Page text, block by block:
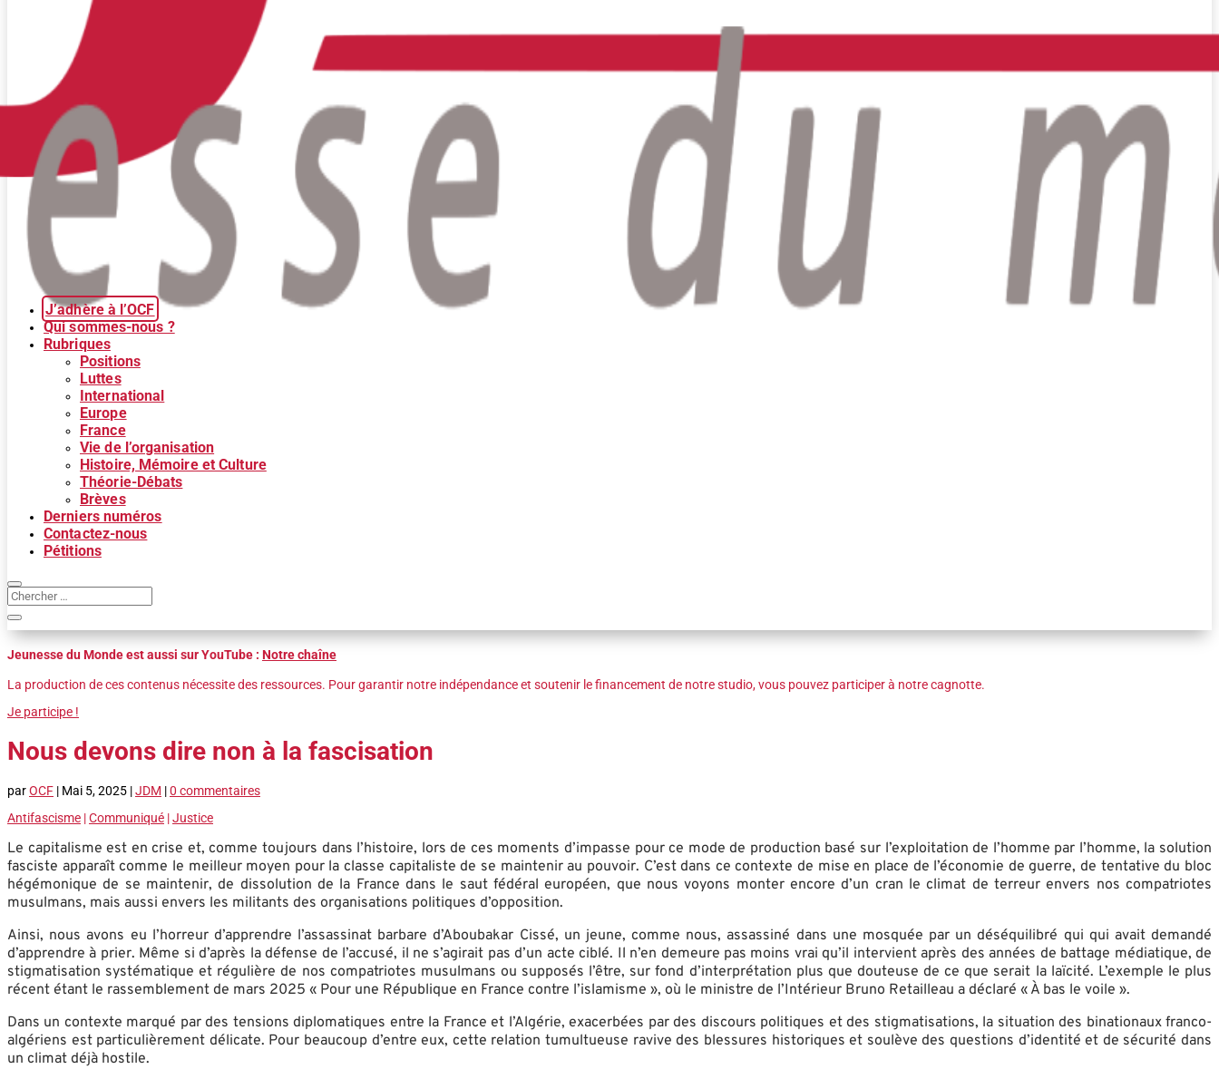
J’adhère à l’OCF
Qui sommes-nous ?
Rubriques
Positions
Luttes
International
Europe
France
Vie de l’organisation
Histoire, Mémoire et Culture
Théorie-Débats
Brèves
Derniers numéros
Contactez-nous
Pétitions
Jeunesse du Monde est aussi sur YouTube : Notre chaîne
La production de ces contenus nécessite des ressources. Pour garantir notre indépendance et soutenir le financement de notre studio, vous pouvez participer à notre cagnotte.
Je participe !
Nous devons dire non à la fascisation
parOCF | Mai 5, 2025 |JDM |0 commentaires
Antifascisme |Communiqué |Justice
Le capitalisme est en crise et, comme toujours dans l’histoire, lors de ces moments d’impasse pour ce mode de production basé sur l’exploitation de l’homme par l’homme, la solution
fasciste apparaît comme le meilleur moyen pour la classe capitaliste de se maintenir au pouvoir. C’est dans ce contexte de mise en place de l’économie de guerre, de tentative du bloc
hégémonique de se maintenir, de dissolution de la France dans le saut fédéral européen, que nous voyons monter encore d’un cran le climat de terreur envers nos compatriotes
musulmans, mais aussi envers les militants des organisations politiques d’opposition.
Ainsi, nous avons eu l’horreur d’apprendre l’assassinat barbare d’Aboubakar Cissé, un jeune, comme nous, assassiné dans une mosquée par un déséquilibré qui qui avait demandé
d’apprendre à prier. Même si d’après la défense de l’accusé, il ne s’agirait pas d’un acte ciblé. Il n’en demeure pas moins vrai qu’il intervient après des années de battage médiatique, de
stigmatisation systématique et régulière de nos compatriotes musulmans ou supposés l’être, sur fond d’interprétation plus que douteuse de ce que serait la laïcité. L’exemple le plus
récent étant le rassemblement de mars 2025 « Pour une République en France contre l’islamisme », où le ministre de l’Intérieur Bruno Retailleau a déclaré « À bas le voile ».
Dans un contexte marqué par des tensions diplomatiques entre la France et l’Algérie, exacerbées par des discours politiques et des stigmatisations, la situation des binationaux franco-
algériens est particulièrement délicate. Pour beaucoup d’entre eux, cette relation tumultueuse ravive des blessures historiques et soulève des questions d’identité et de sécurité dans
un climat déjà hostile.